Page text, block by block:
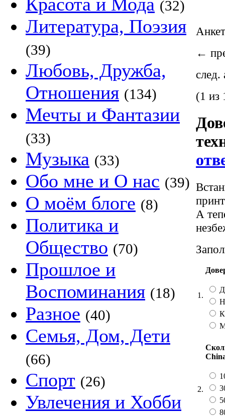
(32)
Литература, Поэзия
(39)
Любовь, Дружба,
Отношения (134)
Мечты и Фантазии
(33)
Музыка (33)
Обо мне и О нас (39)
О моём блоге (8)
Политика и
Общество (70)
Прошлое и
Воспоминания (18)
Разное (40)
Семья, Дом, Дети
(66)
Спорт (26)
Увлечения и Хобби
←
след.
(1 из
А
1.
2.